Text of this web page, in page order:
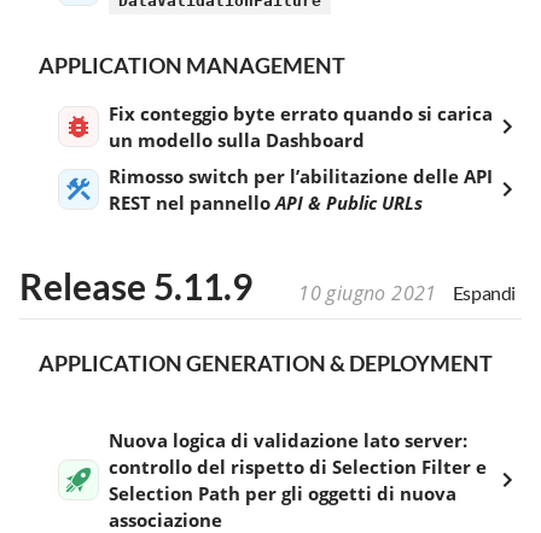
APPLICATION MANAGEMENT
Fix conteggio byte errato quando si carica
un modello sulla Dashboard
Rimosso switch per l’abilitazione delle API
REST nel pannelloAPI & Public URLs
Release 5.11.9 10 giugno 2021 Espandi
APPLICATION GENERATION & DEPLOYMENT
Nuova logica di validazione lato server:
controllo del rispetto di Selection Filter e
Selection Path per gli oggetti di nuova
associazione